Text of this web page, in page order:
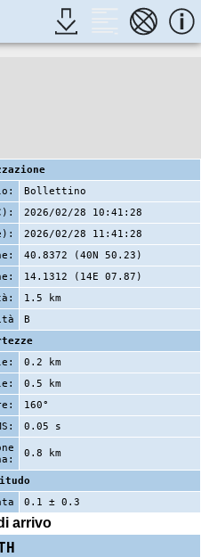
Bollettino
2026/02/28 10:41:28
2026/02/28 11:41:28
40.8372 (40N 50.23)
14.1312 (14E 07.87)
1.5 km
B
0.2 km
0.5 km
160°
0.05 s
0.8 km
0.1 ± 0.3
arrivo